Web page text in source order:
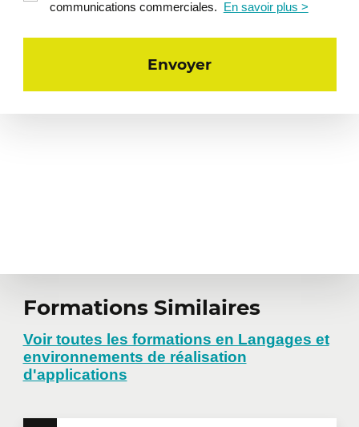
communications commerciales.
En savoir plus >
Formations Similaires
Voir toutes les formations en Langages et
environnements de réalisation
d'applications